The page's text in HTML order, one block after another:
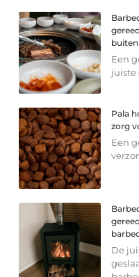
Een
juiste
Pala
zorg
Een
De